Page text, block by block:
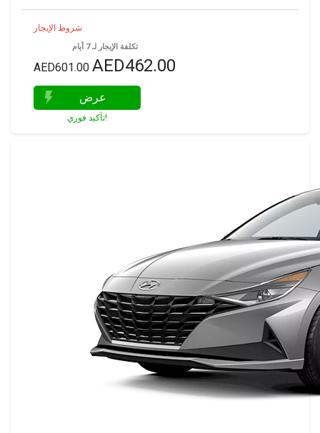
شروط الإيجار
تكلفة الإيجار لـ 7 أيام
AED601.00 AED462.00
عرض
تأكيد فوري!